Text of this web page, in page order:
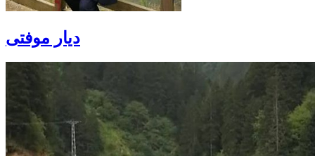
دیار موفتی